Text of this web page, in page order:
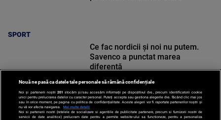
SPORT
SPORT
Ce fac nordicii și noi nu putem.
Savenco a punctat marea
diferență
Nouă ne pasă ca datele tale personale să rămână confidențiale
Noi și partenerii noștri 201 stocăm și/sau accesăm informații pe dispozitivul dvs., precum identificatorii cookie
unici pentru prelucrarea datelor cu caracter personal. Puteți accepta sau gestiona alegerile dvs. făcând clic mai jos
sau în orice moment, pe pagina cu politica de confidențialitate. Aceste alegeri vor fi raportate partenerilor noștri și
nu vă vor afecta navigarea.
Mai multe detalii
Noi si partenerii nostri (retelele de socializare si agentiile de publicitate partenere, precum si furnizorii nostri de
servicii de date analitice) prelucram date pentru a permite website-ului sa functioneze, pentru a personaliza